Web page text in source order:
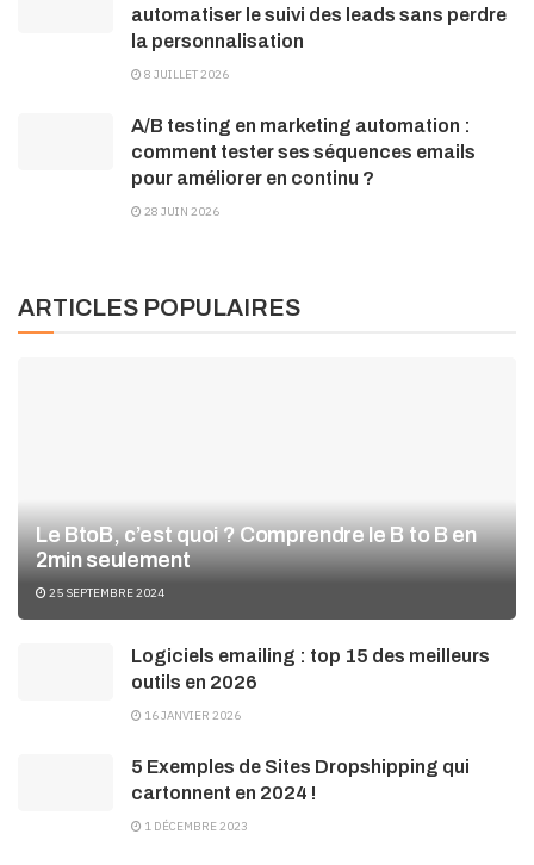
automatiser le suivi des leads sans perdre
la personnalisation
8 JUILLET 2026
A/B testing en marketing automation :
comment tester ses séquences emails
pour améliorer en continu ?
28 JUIN 2026
ARTICLES POPULAIRES
Le BtoB, c’est quoi ? Comprendre le B to B en
2min seulement
25 SEPTEMBRE 2024
Logiciels emailing : top 15 des meilleurs
outils en 2026
16 JANVIER 2026
5 Exemples de Sites Dropshipping qui
cartonnent en 2024 !
1 DÉCEMBRE 2023